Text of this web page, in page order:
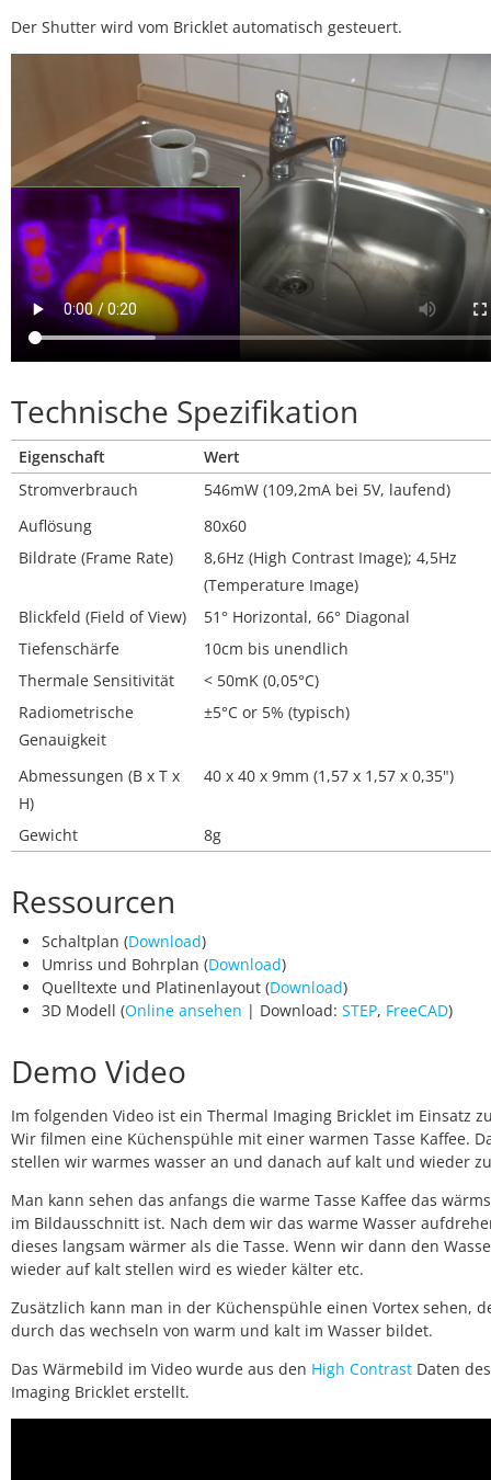
Der Shutter wird vom Bricklet automatisch gesteuert.
Technische Spezifikation
Eigenschaft
Wert
Stromverbrauch
546mW (109,2mA bei 5V, laufend)
Auflösung
80x60
Bildrate (Frame Rate)
8,6Hz (High Contrast Image); 4,5Hz
(Temperature Image)
Blickfeld (Field of View)
51° Horizontal, 66° Diagonal
Tiefenschärfe
10cm bis unendlich
Thermale Sensitivität
< 50mK (0,05°C)
Radiometrische
Genauigkeit
±5°C or 5% (typisch)
Abmessungen (B x T x
H)
40 x 40 x 9mm (1,57 x 1,57 x 0,35")
Gewicht 8g
Ressourcen
Schaltplan (Download)
Umriss und Bohrplan (Download)
Quelltexte und Platinenlayout (Download)
3D Modell (Online ansehen | Download: STEP, FreeCAD)
Demo Video
Im folgenden Video ist ein Thermal Imaging Bricklet im Einsatz
Wir filmen eine Küchenspühle mit einer warmen Tasse Kaffee.
stellen wir warmes wasser an und danach auf kalt und wieder
Man kann sehen das anfangs die warme Tasse Kaffee das
im Bildausschnitt ist. Nach dem wir das warme Wasser
dieses langsam wärmer als die Tasse. Wenn wir dann den
wieder auf kalt stellen wird es wieder kälter etc.
Zusätzlich kann man in der Küchenspühle einen Vortex sehen,
durch das wechseln von warm und kalt im Wasser bildet.
Das Wärmebild im Video wurde aus den High Contrast Daten
Imaging Bricklet erstellt.